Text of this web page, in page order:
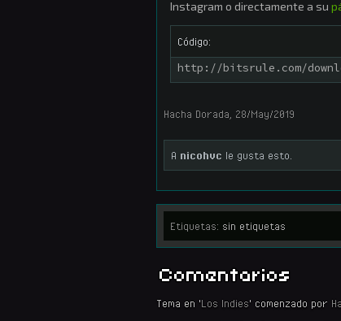
Instagram o directamente a su
Código:
http://bitsrule.com/
Hacha Dorada 28/May/2019
A nicohvc le gusta esto.
Etiquetas: sin etiquetas
Comentarios
Tema en 'Los Indies' comenzado por